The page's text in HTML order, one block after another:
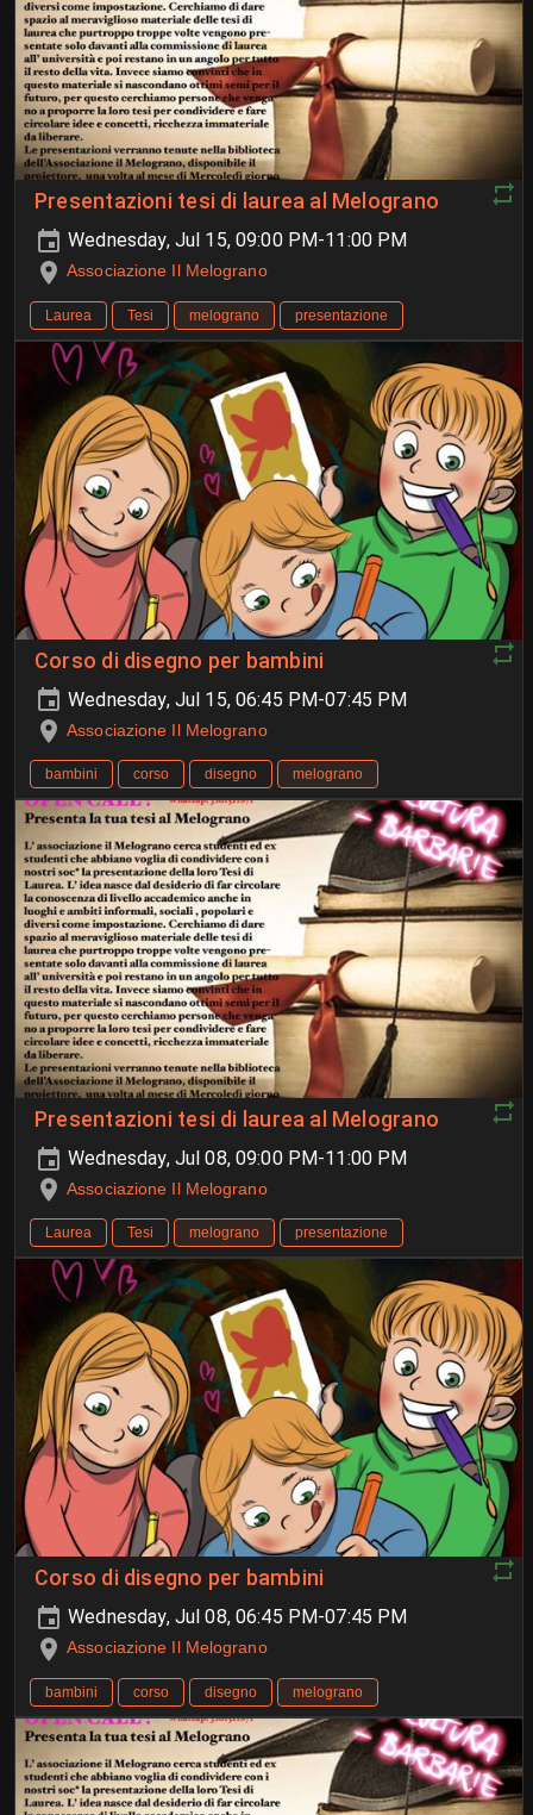
Presentazioni tesi di laurea al Melograno
Wednesday, Jul 15, 09:00 PM-11:00 PM
Associazione Il Melograno
Laurea Tesi melograno presentazione
Corso di disegno per bambini
Wednesday, Jul 15, 06:45 PM-07:45 PM
Associazione Il Melograno
bambini corso disegno melograno
Presentazioni tesi di laurea al Melograno
Wednesday, Jul 08, 09:00 PM-11:00 PM
Associazione Il Melograno
Laurea Tesi melograno presentazione
Corso di disegno per bambini
Wednesday, Jul 08, 06:45 PM-07:45 PM
Associazione Il Melograno
bambini corso disegno melograno